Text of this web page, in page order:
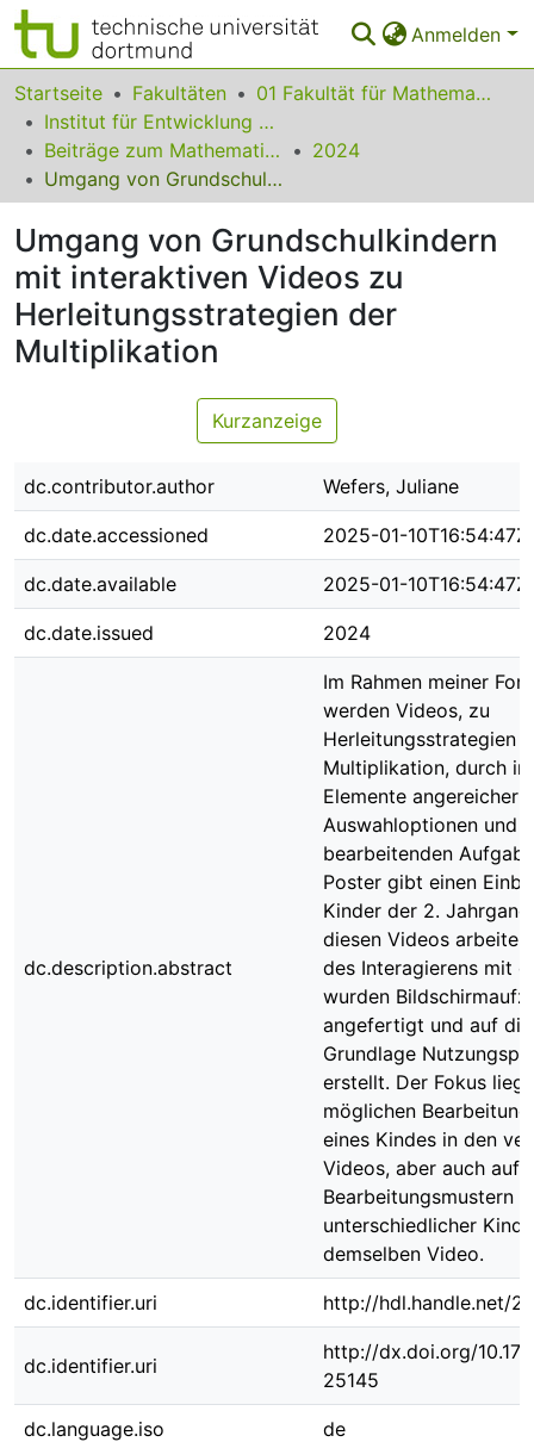
Anmelden
Bereiche & Sammlungen
Das gesamte Repositorium
Statistiken
FAQ
Leitlinien
Zurück zur Startseite
Startseite Fakultäten
01 Fakultät für Mathematik
Institut für Entwicklung und Erforschung des Mathematikunterrichts
Beiträge zum Mathematikunterricht
2024
Umgang von Grundschulkindern mit interaktiven Videos zu Herleitungsstrategien der Multiplikation
Umgang von Grundschulkindern
mit interaktiven Videos zu
Herleitungsstrategien der
Multiplikation
Kurzanzeige
dc.contributor.author Wefers, Juliane
dc.date.accessioned 2025-01-10T16:54:47Z
dc.date.available 2025-01-10T16:54:47Z
dc.date.issued 2024
dc.description.abstract
Im Rahmen meiner
werden Videos, zu
Herleitungsstrategien
Multiplikation, durch
Elemente
Auswahloptionen und
bearbeitenden
Poster gibt einen
Kinder der 2.
diesen Videos
des Interagierens mit
wurden
angefertigt und auf
Grundlage
erstellt. Der Fokus
möglichen
eines Kindes in den
Videos, aber auch auf
Bearbeitungsmustern
unterschiedlicher
demselben Video.
dc.identifier.uri http://hdl.handle.net/
dc.identifier.uri
http://dx.doi.org/
25145
dc.language.iso de